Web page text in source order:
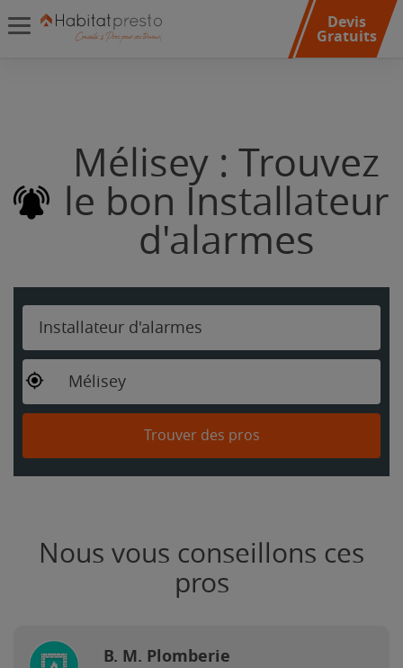
Devis
Gratuits
Mélisey : Trouvez
le bon Installateur
d'alarmes
Installateur d'alarmes
Mélisey
Trouver des pros
Nous vous conseillons ces
pros
B. M. Plomberie